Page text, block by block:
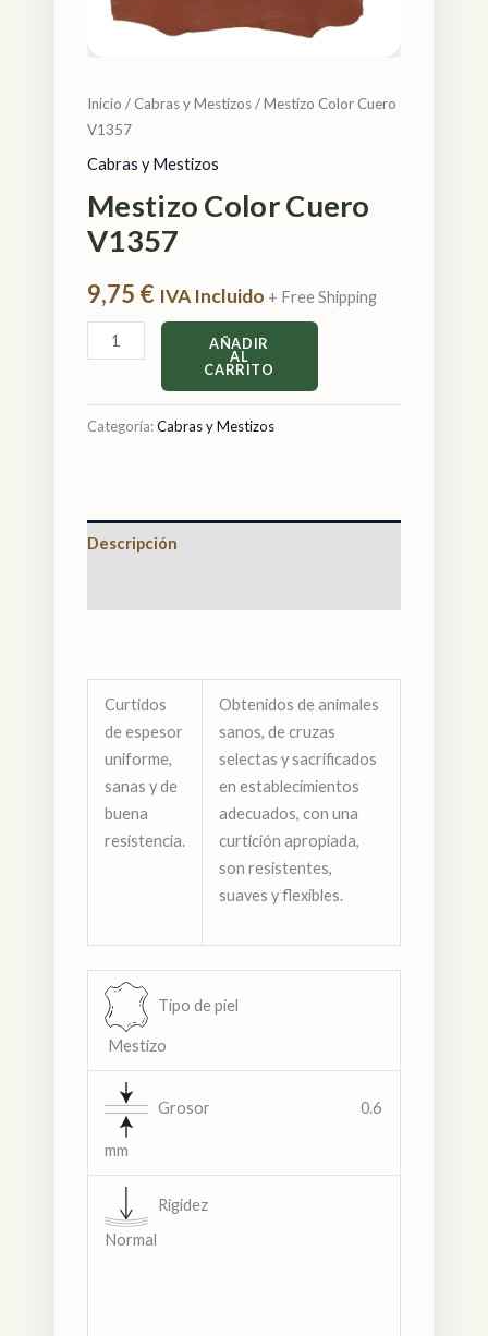
Inicio / Cabras y Mestizos/ Mestizo Color Cuero
V1357
Cabras y Mestizos
Mestizo Color Cuero
V1357
9,75 € IVA Incluido + Free Shipping
AÑADIR
AL
CARRITO
Categoría:Cabras y Mestizos
Descripción
Curtidos
de espesor
uniforme,
sanas y de
buena
resistencia.
Obtenidos de animales
sanos, de cruzas
selectas y sacrificados
en establecimientos
adecuados, con una
curtición apropiada,
son resistentes,
suaves y flexibles.
Tipo de piel
Mestizo
Grosor 0.6
mm
Rigidez
Normal